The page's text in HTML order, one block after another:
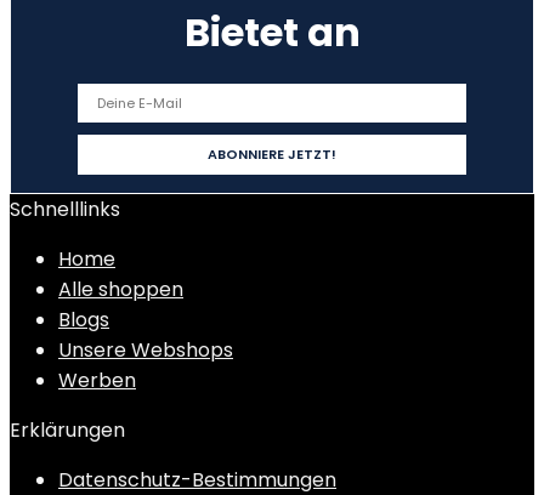
Bietet an
Schnelllinks
Home
Alle shoppen
Blogs
Unsere Webshops
Werben
Erklärungen
Datenschutz-Bestimmungen